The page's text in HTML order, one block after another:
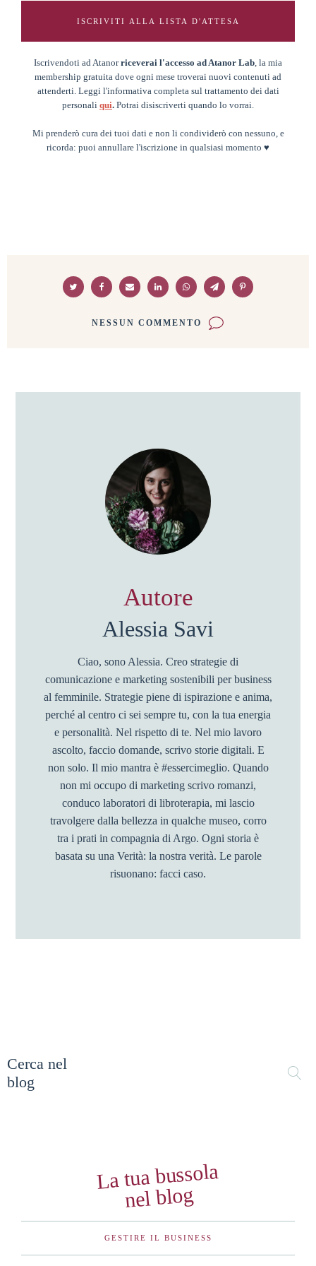
ISCRIVITI ALLA LISTA D'ATTESA
Iscrivendoti ad Atanorriceverai l'accesso ad Atanor Lab, la mia
membership gratuita dove ogni mese troverai nuovi contenuti ad
attenderti. Leggi l'informativa completa sul trattamento dei dati
personali qui. Potrai disiscriverti quando lo vorrai.
Mi prenderò cura dei tuoi dati e non li condividerò con nessuno, e
ricorda: puoi annullare l'iscrizione in qualsiasi momento ♥
NESSUN COMMENTO
Autore
Alessia Savi
Ciao, sono Alessia. Creo strategie di
comunicazione e marketing sostenibili per business
al femminile. Strategie piene di ispirazione e anima,
perché al centro ci sei sempre tu, con la tua energia
e personalità. Nel rispetto di te. Nel mio lavoro
ascolto, faccio domande, scrivo storie digitali. E
non solo. Il mio mantra è #essercimeglio. Quando
non mi occupo di marketing scrivo romanzi,
conduco laboratori di libroterapia, mi lascio
travolgere dalla bellezza in qualche museo, corro
tra i prati in compagnia di Argo. Ogni storia è
basata su una Verità: la nostra verità. Le parole
risuonano: facci caso.
Cerca nel
blog
La tua bussola
nel blog
GESTIRE IL BUSINESS